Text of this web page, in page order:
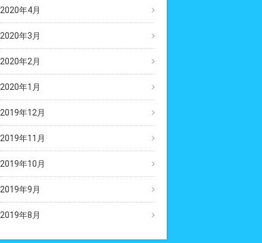
2020年4月
2020年3月
2020年2月
2020年1月
2019年12月
2019年11月
2019年10月
2019年9月
2019年8月